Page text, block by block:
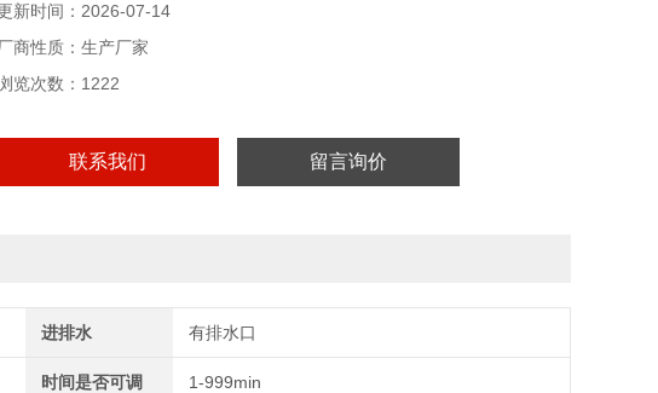
新时间：2026-07-14
商性质：生产厂家
览次数：1222
联系我们 留言询价
进排水 有排水口
时间是否可调 1-999min